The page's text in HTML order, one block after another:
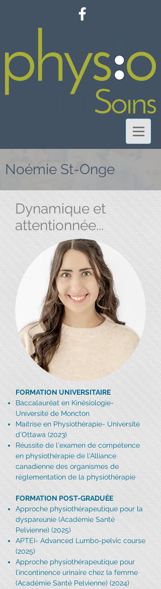
Noémie St-Onge
Dynamique et
attentionnée...
FORMATION UNIVERSITAIRE
​Baccalauréat en Kinésiologie-
Université de Moncton
Maitrise en Physiothérapie- Université
d’Ottawa (2023)
Réussite de l'examen de compétence
en physiothérapie de l'Alliance
canadienne des organismes de
réglementation de la physiothérapie
FORMATION POST-GRADUÉE
​Approche physiothérapeutique pour la
dyspareunie (Académie Santé
Pelvienne) (2025)
APTEI- Advanced Lumbo-pelvic course
(2025)
Approche physiothérapeutique pour
l’incontinence urinaire chez la femme
(Académie Santé Pelvienne) (2024)